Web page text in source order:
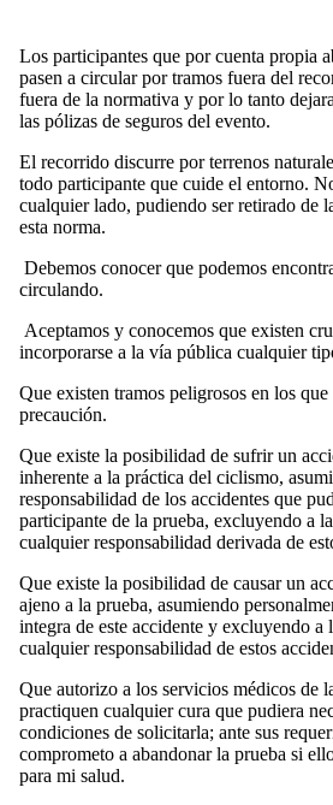
Los participantes que por cuenta propia
pasen a circular por tramos fuera del
fuera de la normativa y por lo tanto
las pólizas de seguros del evento.
El recorrido discurre por terrenos
todo participante que cuide el entorno.
cualquier lado, pudiendo ser retirado de
esta norma.
Debemos conocer que podemos
circulando.
Aceptamos y conocemos que existen
incorporarse a la vía pública cualquier
Que existen tramos peligrosos en los
precaución.
Que existe la posibilidad de sufrir un
inherente a la práctica del ciclismo,
responsabilidad de los accidentes que
participante de la prueba, excluyendo a
cualquier responsabilidad derivada de
Que existe la posibilidad de causar un
ajeno a la prueba, asumiendo
integra de este accidente y excluyendo a
cualquier responsabilidad de estos
Que autorizo a los servicios médicos de
practiquen cualquier cura que pudiera
condiciones de solicitarla; ante sus
comprometo a abandonar la prueba si
para mi salud.